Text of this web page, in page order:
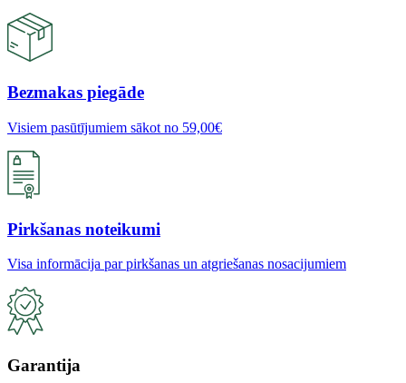
Bezmakas piegāde
Visiem pasūtījumiem sākot no 59,00€
Pirkšanas noteikumi
Visa informācija par pirkšanas un atgriešanas nosacijumiem
Garantija